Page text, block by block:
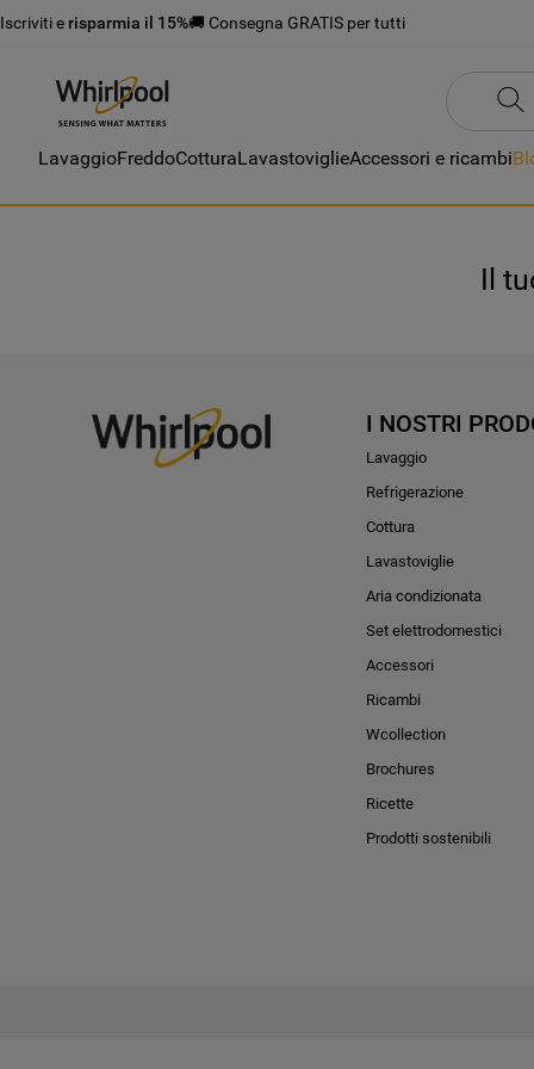
Iscriviti e risparmia il 15%🚚 Consegna GRATIS per tutti
LavaggioFreddoCotturaLavastoviglieAccessori e ricambi
Il
I NOSTRI
Lavaggio
Refrigerazione
Cottura
Lavastoviglie
Aria condizionata
Set elettrodomestici
Accessori
Ricambi
Wcollection
Brochures
Ricette
Prodotti sostenibili